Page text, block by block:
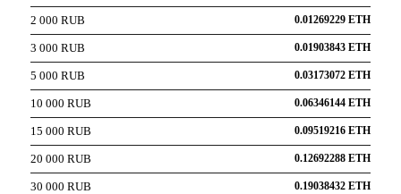
2 000 RUB 0.01269229 ETH
3 000 RUB 0.01903843 ETH
5 000 RUB 0.03173072 ETH
10 000 RUB 0.06346144 ETH
15 000 RUB 0.09519216 ETH
20 000 RUB 0.12692288 ETH
30 000 RUB 0.19038432 ETH